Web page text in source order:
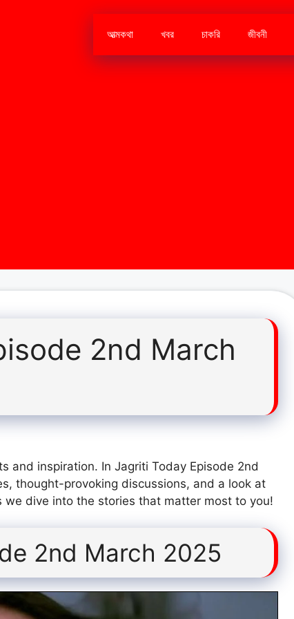
আত্মকথা খবর চাকরি জীবনী
2nd March
and inspiration. In Jagriti Today Episode 2nd
thought-provoking discussions, and a look at
dive into the stories that matter most to you!
2nd March 2025